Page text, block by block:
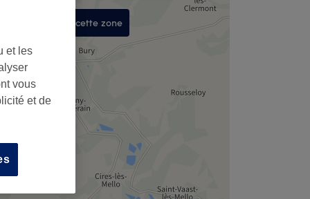
Rechercher dans cette zone
et les
vous
et de